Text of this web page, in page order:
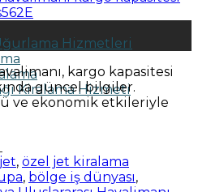
Hizmetleri
Kiralama Hizmeti
kargo kapasitesi
güncel bilgiler.
ve ekonomik etkileriyle
, özel jet kiralama
, bölge iş dünyası,